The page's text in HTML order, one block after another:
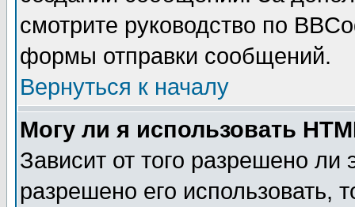
смотрите руководство по
формы отправки сообщений.
Вернуться к началу
Могу ли я использовать
Зависит от того разрешено
разрешено его использовать,